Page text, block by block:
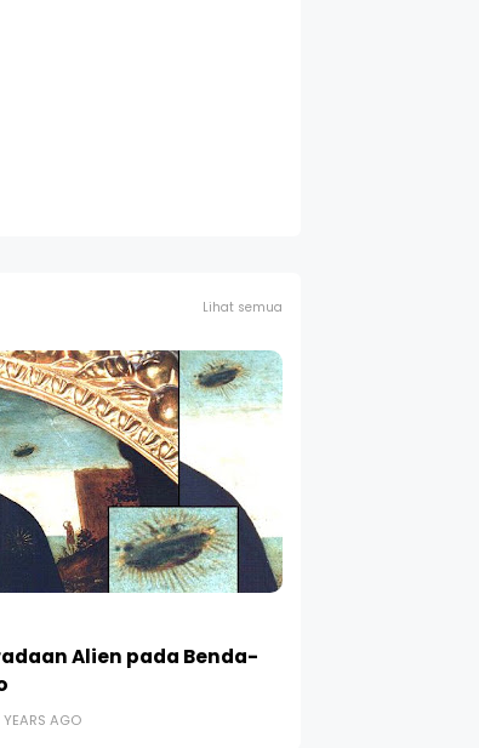
Lihat semua
Alien pada Benda-
YEARS AGO